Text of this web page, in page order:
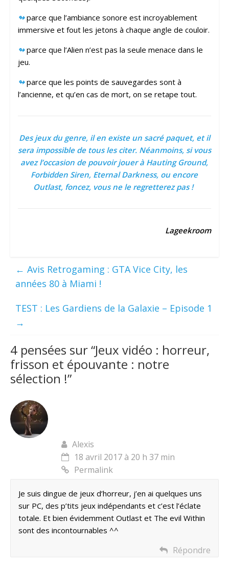
↬ parce que l’ambiance sonore est incroyablement
immersive et fout les jetons à chaque angle de couloir.
↬ parce que l’Alien n’est pas la seule menace dans le
jeu.
↬ parce que les points de sauvegardes sont à
l’ancienne, et qu’en cas de mort, on se retape tout.
Des jeux du genre, il en existe un sacré paquet, et il
sera impossible de tous les citer. Néanmoins, si vous
avez l’occasion de pouvoir jouer à Hauting Ground,
Forbidden Siren, Eternal Darkness, ou encore
Outlast, foncez, vous ne le regretterez pas !
Lageekroom
← Avis Retrogaming : GTA Vice City, les
années 80 à Miami !
TEST : Les Gardiens de la Galaxie – Episode 1
→
4 pensées sur “Jeux vidéo : horreur,
frisson et épouvante : notre
sélection !”
Alexis
18 avril 2017 à 20 h 37 min
Permalink
Je suis dingue de jeux d’horreur, j’en ai quelques uns
sur PC, des p’tits jeux indépendants et c’est l’éclate
totale. Et bien évidemment Outlast et The evil Within
sont des incontournables ^^
Répondre